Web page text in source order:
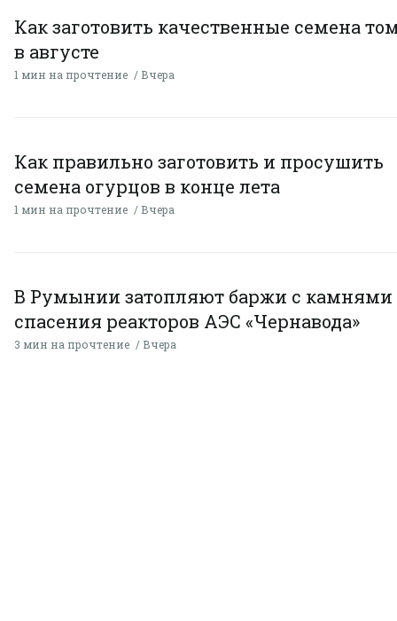
Как заготовить качественные семена
в августе
1 мин на прочтение Вчера
Как правильно заготовить и просушить
семена огурцов в конце лета
1 мин на прочтение Вчера
В Румынии затопляют баржи с камнями
спасения реакторов АЭС «Чернавода»
3 мин на прочтение Вчера